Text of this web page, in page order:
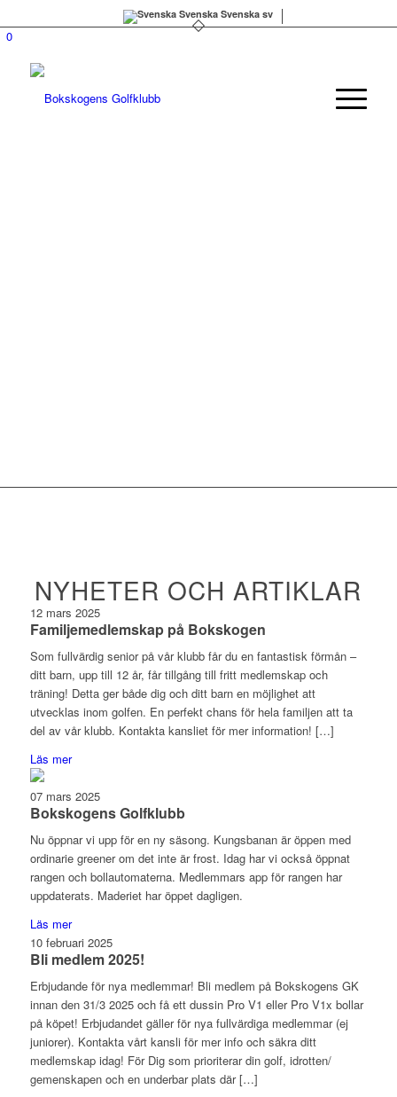
Svenska Svenska sv
0
NYHETER OCH ARTIKLAR
12mars 2025
Familjemedlemskap på Bokskogen
Som fullvärdig senior på vår klubb får du en fantastisk förmån –
ditt barn, upp till 12 år, får tillgång till fritt medlemskap och
träning! Detta ger både dig och ditt barn en möjlighet att
utvecklas inom golfen. En perfekt chans för hela familjen att ta
del av vår klubb. Kontakta kansliet för mer information! […]
Läs mer
07mars 2025
Bokskogens Golfklubb
Nu öppnar vi upp för en ny säsong. Kungsbanan är öppen med
ordinarie greener om det inte är frost. Idag har vi också öppnat
rangen och bollautomaterna. Medlemmars app för rangen har
uppdaterats. Maderiet har öppet dagligen.
Läs mer
10februari 2025
Bli medlem 2025!
Erbjudande för nya medlemmar! Bli medlem på Bokskogens GK
innan den 31/3 2025 och få ett dussin Pro V1 eller Pro V1x bollar
på köpet! Erbjudandet gäller för nya fullvärdiga medlemmar (ej
juniorer). Kontakta vårt kansli för mer info och säkra ditt
medlemskap idag! För Dig som prioriterar din golf, idrotten/
gemenskapen och en underbar plats där […]